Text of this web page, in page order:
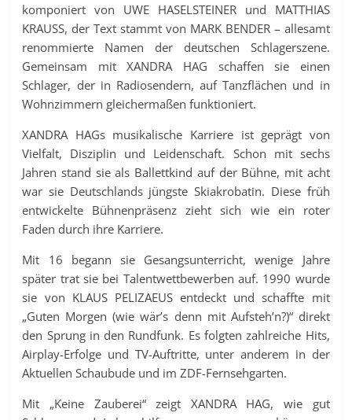
komponiert von UWE HASELSTEINER und MATTHIAS
KRAUSS, der Text stammt von MARK BENDER – allesamt
renommierte Namen der deutschen Schlagerszene.
Gemeinsam mit XANDRA HAG schaffen sie einen
Schlager, der in Radiosendern, auf Tanzflächen und in
Wohnzimmern gleichermaßen funktioniert.
XANDRA HAGs musikalische Karriere ist geprägt von
Vielfalt, Disziplin und Leidenschaft. Schon mit sechs
Jahren stand sie als Ballettkind auf der Bühne, mit acht
war sie Deutschlands jüngste Skiakrobatin. Diese früh
entwickelte Bühnenpräsenz zieht sich wie ein roter
Faden durch ihre Karriere.
Mit 16 begann sie Gesangsunterricht, wenige Jahre
später trat sie bei Talentwettbewerben auf. 1990 wurde
sie von KLAUS PELIZAEUS entdeckt und schaffte mit
„Guten Morgen (wie wär’s denn mit Aufsteh’n?)“ direkt
den Sprung in den Rundfunk. Es folgten zahlreiche Hits,
Airplay-Erfolge und TV-Auftritte, unter anderem in der
Aktuellen Schaubude und im ZDF-Fernsehgarten.
Mit „Keine Zauberei“ zeigt XANDRA HAG, wie gut